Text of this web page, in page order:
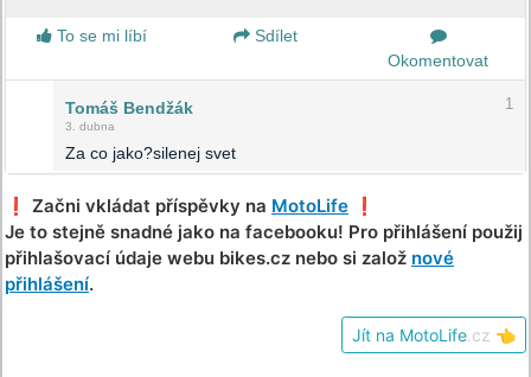
To se mi líbí
Sdílet
Okomentovat
Tomáš Bendžák
3. dubna
1
Za co jako?silenej svet
❗️ Začni vkládat příspěvky na MotoLife ❗️
Je to stejně snadné jako na facebooku! Pro přihlášení použij
přihlašovací údaje webu bikes.cz nebo si založ nové
přihlášení.
Jít na MotoLife .cz 👈